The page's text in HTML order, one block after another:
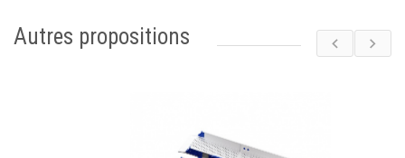
Autres propositions